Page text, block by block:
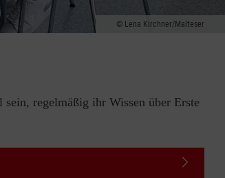
Lena Kirchner/Malteser
regelmäßig ihr Wissen über Erste